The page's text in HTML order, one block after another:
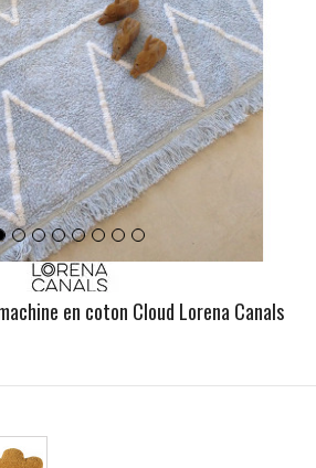
en coton Cloud Lorena Canals